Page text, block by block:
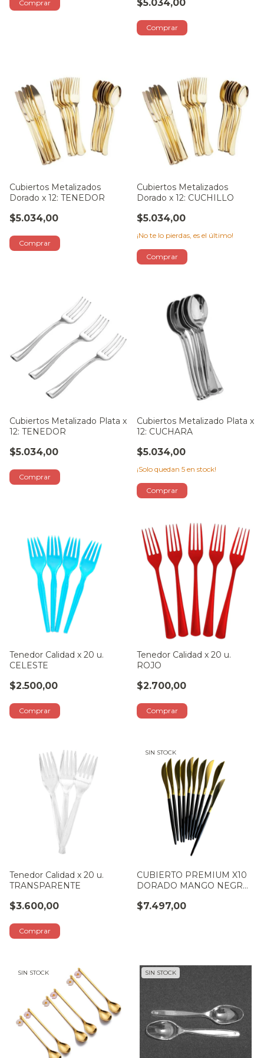
$5.034,00
Cubiertos Metalizados
Dorado x 12: TENEDOR
$5.034,00
Cubiertos Metalizados
Dorado x 12: CUCHILLO
$5.034,00
¡No te lo pierdas, es el último!
Cubiertos Metalizado Plata x
12: TENEDOR
$5.034,00
Cubiertos Metalizado Plata x
12: CUCHARA
$5.034,00
¡Solo quedan 5 en stock!
Tenedor Calidad x 20 u.
CELESTE
$2.500,00
Tenedor Calidad x 20 u.
ROJO
$2.700,00
Tenedor Calidad x 20 u.
TRANSPARENTE
$3.600,00
SIN STOCK
CUBIERTO PREMIUM X10
DORADO MANGO NEGRO:
$7.497,00
SIN STOCK SIN STOCK